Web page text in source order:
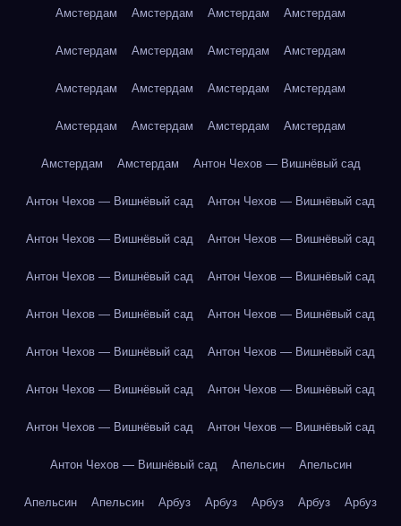
Амстердам Амстердам Амстердам Амстердам
Амстердам Амстердам Амстердам Амстердам
Амстердам Амстердам Амстердам Амстердам
Амстердам Амстердам Амстердам Амстердам
Амстердам Амстердам Антон Чехов — Вишнёвый сад
Антон Чехов — Вишнёвый сад Антон Чехов — Вишнёвый сад
Антон Чехов — Вишнёвый сад Антон Чехов — Вишнёвый сад
Антон Чехов — Вишнёвый сад Антон Чехов — Вишнёвый сад
Антон Чехов — Вишнёвый сад Антон Чехов — Вишнёвый сад
Антон Чехов — Вишнёвый сад Антон Чехов — Вишнёвый сад
Антон Чехов — Вишнёвый сад Антон Чехов — Вишнёвый сад
Антон Чехов — Вишнёвый сад Антон Чехов — Вишнёвый сад
Антон Чехов — Вишнёвый сад Апельсин Апельсин
Апельсин Апельсин Арбуз Арбуз Арбуз Арбуз Арбуз